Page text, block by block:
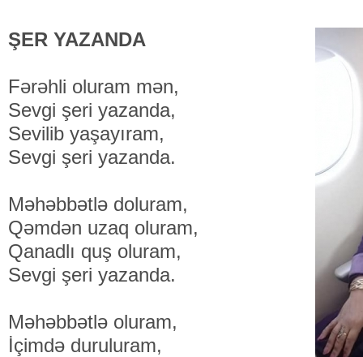
ŞER YAZANDA
Fərəhli oluram mən,
Sevgi şeri yazanda,
Sevilib yaşayıram,
Sevgi şeri yazanda.
Məhəbbətlə doluram,
Qəmdən uzaq oluram,
Qanadlı quş oluram,
Sevgi şeri yazanda.
Məhəbbətlə oluram,
İçimdə duruluram,